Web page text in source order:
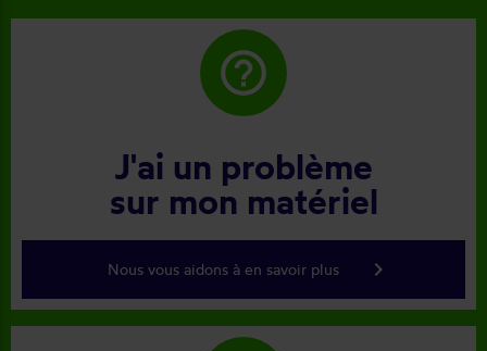
help_outline
J'ai un problème
sur mon matériel
Nous vous aidons à en savoir plus keyboard_arrow_right